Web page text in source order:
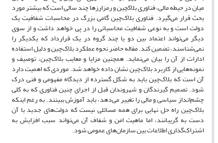
میان در حیطه مالی، فناوری بلاکچین و رمزارزها چند سالی است که بیشتر مورد
بحث قرار می‌گیرد. فناوری بلاک‌چین گامی بزرگ در محاسبات شفافیت یک
دولت است و به نوعی شفافیت محاسباتی را در پی خواهد داشت و از سوی
دیگر می‌تواند اعتماد بین دو یا چند گروه در یک قرارداد که یکدیگر را
نمی‌شناسند، تضمین کند. مقاله حاضر نحوه عملکرد بلاک‌چین و دلیل استفاده
ادارات از آن را بیان می‌نماید. همچنین مزایا و معایب بلاک‌چین، توصیف و
نمونه‌هایی از کاربرد بلاک‌چین نشان داده خواهد شد. موردی که اهمیت دارد
آن است که بلاک‌چین باید به شکل گسترده از دیدگاه مفهومی و فنی درک
شود. تصمیم گیرندگان و شهروندان قبل از اجرای چنین فناوری که به کلی
چشم‌انداز سیاسی و مالی را تغییر می‌دهد، باید آموزش ببینند. به رغم اینکه
بلاک‌چین راه حل نهایی برای همه مسائلی نیست که دولت‌های جدید با آن
دست به گریبانند، اما ماهیت امن و شفاف آن می‌تواند سبب افزایش به
اشتراک‌گذاری اطلاعات بین سازمان‌های عمومی شود.